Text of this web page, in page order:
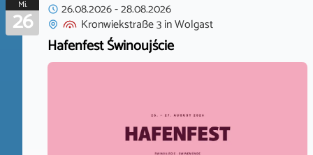
Mi.
26 26.08.2026-28.08.2026
Kronwiekstraße 3inWolgast
Hafenfest Świnoujście